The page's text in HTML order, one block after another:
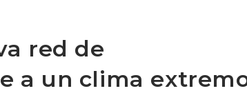
red de
a un clima